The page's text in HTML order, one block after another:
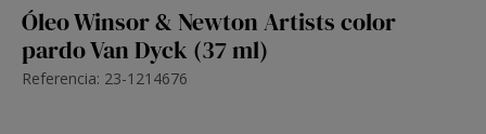
Óleo Winsor & Newton Artists color
pardo Van Dyck (37 ml)
Referencia: 23-1214676